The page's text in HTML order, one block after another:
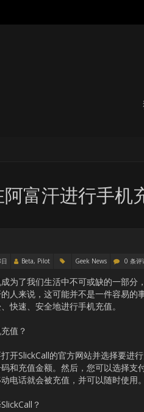
富汗进行手机
Beta, Pilot Geek News 0 条评
为了我们生活中不可或缺的一部
人来说，这可能并不是一件容易
快速、安全地进行手机充值。
值？
开SlickCall的官方网站并选择要进
和充值金额。然后，您可以选择
电话就会被充值，并可以随时使用。
？